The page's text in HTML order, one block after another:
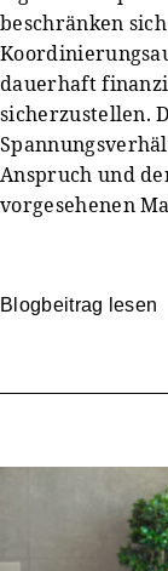
beschränken
dauerhaft
sicherzustellen.
Anspruch und
vorgesehenen
Blogbeitrag lesen